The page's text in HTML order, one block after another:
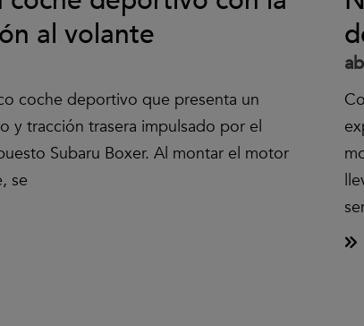
al volante
coche deportivo que presenta un
y tracción trasera impulsado por el
Subaru Boxer. Al montar el motor
se